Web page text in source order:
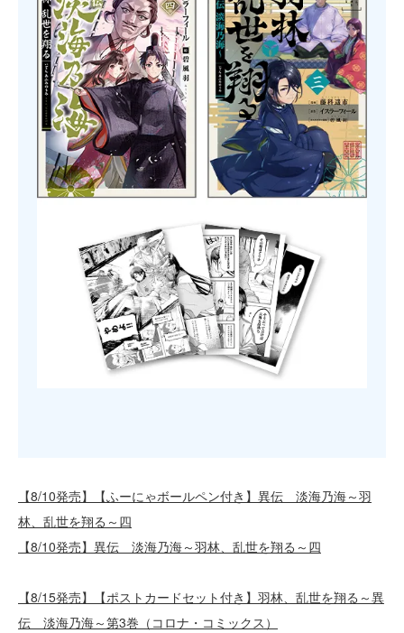
【8/10発売】【ふーにゃボールペン付き】異伝 淡海乃海～羽
林、乱世を翔る～四
【8/10発売】異伝 淡海乃海～羽林、乱世を翔る～四
【8/15発売】【ポストカードセット付き】羽林、乱世を翔る～異
伝 淡海乃海～第3巻（コロナ・コミックス）